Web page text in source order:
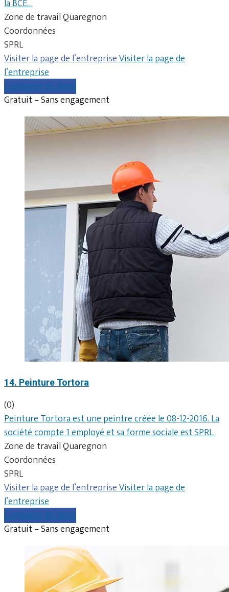
la BCE…
Zone de travail Quaregnon
Coordonnées
SPRL
Visiter la page de l’entrepriseVisiter la page de
l’entreprise
Comparer les devis
Gratuit – Sans engagement
14. Peinture Tortora
(0)
Peinture Tortora est une peintre créée le 08-12-2016. La
société compte 1 employé et sa forme sociale est SPRL.
Zone de travail Quaregnon
Coordonnées
SPRL
Visiter la page de l’entrepriseVisiter la page de
l’entreprise
Comparer les devis
Gratuit – Sans engagement